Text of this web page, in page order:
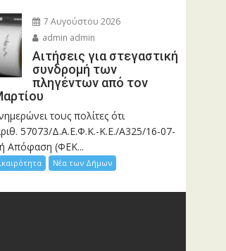
7 Αυγούστου 2026
admin admin
Αιτήσεις για στεγαστική
συνδρομή των
πληγέντων από τον
τους πολίτες ότι
57073/Δ.Α.Ε.Φ.Κ.-Κ.Ε./Α325/16-07-
Απόφαση (ΦΕΚ...
Νέα των Δήμων